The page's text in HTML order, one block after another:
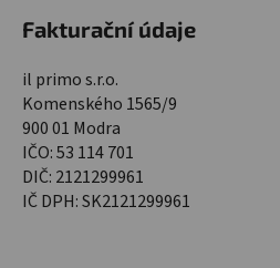
Fakturační údaje
il primo s.r.o.
Komenského 1565/9
900 01 Modra
IČO: 53 114 701
DIČ: 2121299961
IČ DPH: SK2121299961